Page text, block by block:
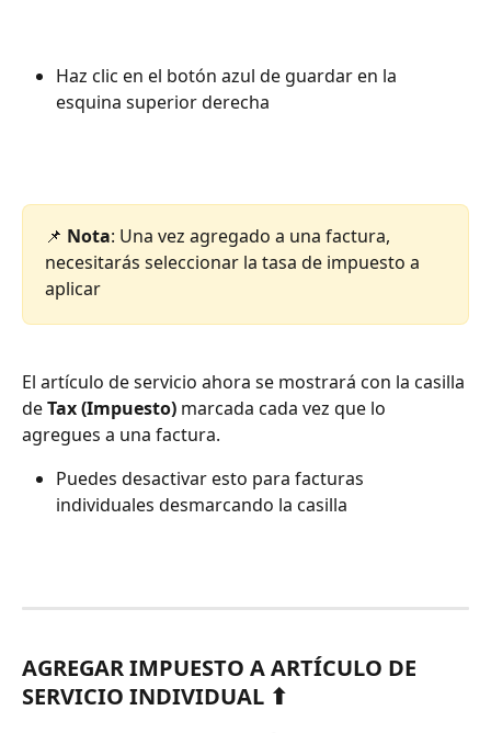
Haz clic en el botón azul de guardar en la
esquina superior derecha
📌 Nota: Una vez agregado a una factura,
necesitarás seleccionar la tasa de impuesto a
aplicar
El artículo de servicio ahora se mostrará con la casilla
de Tax (Impuesto) marcada cada vez que lo
agregues a una factura.
Puedes desactivar esto para facturas
individuales desmarcando la casilla
AGREGAR IMPUESTO A ARTÍCULO DE
SERVICIO INDIVIDUAL ⬆